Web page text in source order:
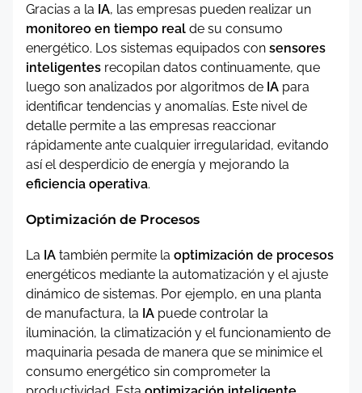
Gracias a la IA, las empresas pueden realizar un
monitoreo en tiempo real de su consumo
energético. Los sistemas equipados con sensores
inteligentes recopilan datos continuamente, que
luego son analizados por algoritmos de IA para
identificar tendencias y anomalías. Este nivel de
detalle permite a las empresas reaccionar
rápidamente ante cualquier irregularidad, evitando
así el desperdicio de energía y mejorando la
eficiencia operativa.
Optimización de Procesos
La IA también permite la optimización de procesos
energéticos mediante la automatización y el ajuste
dinámico de sistemas. Por ejemplo, en una planta
de manufactura, la IA puede controlar la
iluminación, la climatización y el funcionamiento de
maquinaria pesada de manera que se minimice el
consumo energético sin comprometer la